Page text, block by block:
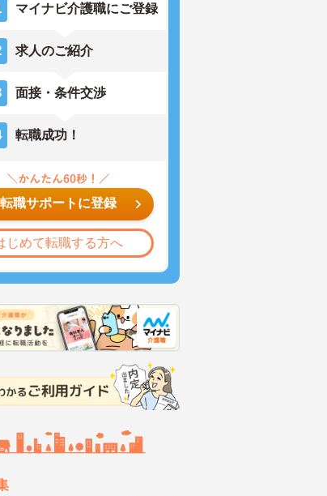
マイナビ介護職にご登録
求人のご紹介
面接・条件交渉
転職成功！
転職サポートに登録
じめて転職する方へ